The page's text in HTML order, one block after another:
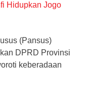
Hidupkan Jogo
(Pansus)
DPRD Provinsi
keberadaan